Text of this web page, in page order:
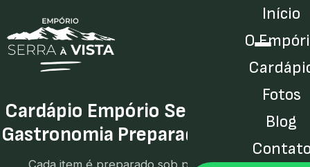
Início
O
Fotos
Blog
Cardápio Empório Serra à Vista
Gastronomia Preparada na Hora
Cada item é preparado sob pedido, com